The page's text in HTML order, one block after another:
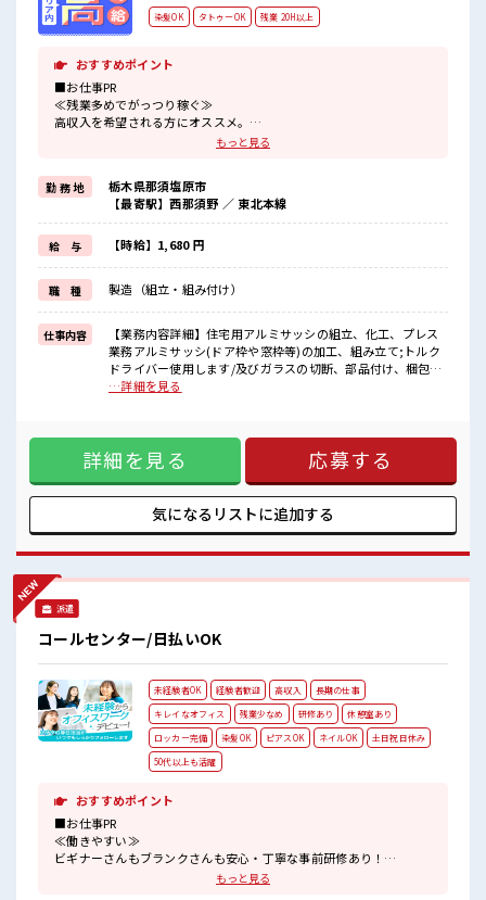
染髪OK タトゥーOK 残業 20H以上
おすすめポイント
■お仕事PR
≪残業多めでがっつり稼ぐ≫
高収入を希望される方にオススメ。
残業は月20時間以上あります♪
明るすぎたり奇抜でなければ基本的に自由！
(規定有)≪未経験の方も大カンゲイ≫
新しいことにチャレンジするのは不安だけど、
しっかり働く環境が整っています！
イチからスキルUP・ステップUP目指していきましょう！
≪自分に合った期間で働ける≫
福利厚生が整った派遣のお仕事です！
■職場の雰囲気
明るすぎたり奇抜過ぎなければヘアカラーOK！
休憩室で楽しくランチ♪
時間があれば昼寝もしちゃおう！
ロッカーあり！
稼ぎたい方は必見！
もっと見る
勤 務 地
栃木県那須塩原市
【最寄駅】西那須野 ／ 東北本線
給 与 【時給】1,680 円
職 種 製造（組立・組み付け）
仕事内容
【業務内容詳細】住宅用アルミサッシの組立、化工、プレス
業務アルミサッシ(ドア枠や窓枠等)の加工、組み立て;トルク
ドライバー使用します/及びガラスの切断、部品付け、梱包、
その他付随する業務50～60kgの製品を2人で持つ事がありま
事PR ≪残業多めでがっつり稼ぐ≫ 高収入を希望される方にオ
ススメ。 残業は月20時間以上あります♪ ≪髪色自由で自分ら
しく働く≫ 明るすぎたり奇抜でなければ基本的に自由！ (規
定有)≪未経験の方も大カンゲイ≫ 新しいことにチャレンジす
るのは不安だけど、 しっかり働く環境が整っています！ イチ
からスキルUP・ステップUP目指していきましょう！ ≪自分
す！ ■職場の雰囲気 明るすぎたり奇抜過ぎなければヘアカラ
ーOK！ 休憩室で楽しくランチ♪ 時間があれば昼寝もしちゃ
…詳細を見る
詳細を見る 応募する
気になるリストに追加する
派遣
コールセンター/日払いOK
未経験者OK 経験者歓迎 高収入
長期の仕事
キレイなオフィス
残業少なめ 研修あり
休憩室あり
ロッカー完備
染髪OK ピアスOK ネイルOK
土日祝日休み
50代以上も活躍
おすすめポイント
■お仕事PR
≪働きやすい≫
ビギナーさんもブランクさんも安心・丁寧な事前研修あり！
もっと見る